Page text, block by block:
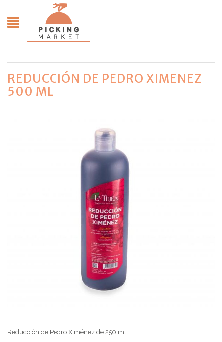
REDUCCIÓN DE PEDRO XIMENEZ
500 ML
Reducción de Pedro Ximénez de 250 ml.